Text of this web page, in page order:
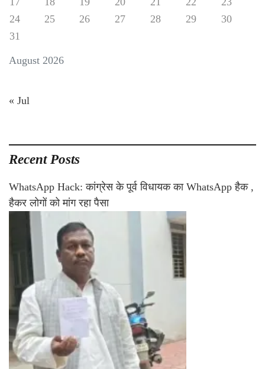
August 2026
24
25 26 27 28 29
30
31
« Jul
Recent Posts
WhatsApp Hack: कांग्रेस के पूर्व विधायक का WhatsApp हैक ,
हैकर लोगों को मांग रहा पैसा